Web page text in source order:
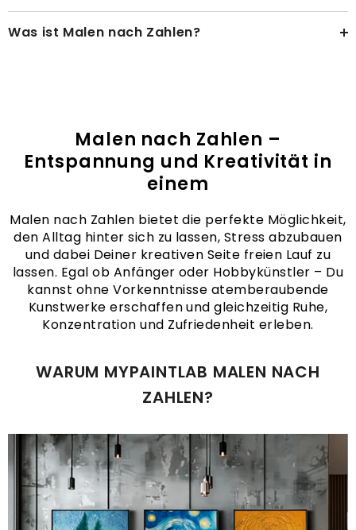
Was ist Malen nach Zahlen?
Malen nach Zahlen –
Entspannung und Kreativität in
einem
Malen nach Zahlen bietet die perfekte Möglichkeit,
den Alltag hinter sich zu lassen, Stress abzubauen
und dabei Deiner kreativen Seite freien Lauf zu
lassen. Egal ob Anfänger oder Hobbykünstler – Du
kannst ohne Vorkenntnisse atemberaubende
Kunstwerke erschaffen und gleichzeitig Ruhe,
Konzentration und Zufriedenheit erleben.
WARUM MYPAINTLAB MALEN NACH
ZAHLEN?